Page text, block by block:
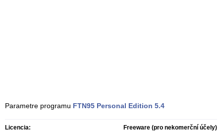
Parametre programu FTN95 Personal Edition 5.4
Licencia: Freeware (pro nekomerční účely)